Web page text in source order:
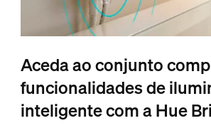
Aceda ao conjunto
funcionalidades de
inteligente com a Hue